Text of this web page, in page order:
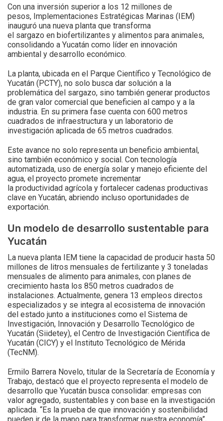
Con una inversión superior a los 12 millones de
pesos, Implementaciones Estratégicas Marinas (IEM)
inauguró una nueva planta que transforma
el sargazo en biofertilizantes y alimentos para animales,
consolidando a Yucatán como líder en innovación
ambiental y desarrollo económico.
La planta, ubicada en el Parque Científico y Tecnológico de
Yucatán (PCTY), no solo busca dar solución a la
problemática del sargazo, sino también generar productos
de gran valor comercial que beneficien al campo y a la
industria. En su primera fase cuenta con 600 metros
cuadrados de infraestructura y un laboratorio de
investigación aplicada de 65 metros cuadrados.
Este avance no solo representa un beneficio ambiental,
sino también económico y social. Con tecnología
automatizada, uso de energía solar y manejo eficiente del
agua, el proyecto promete incrementar
la productividad agrícola y fortalecer cadenas productivas
clave en Yucatán, abriendo incluso oportunidades de
exportación.
Un modelo de desarrollo sustentable para
Yucatán
La nueva planta IEM tiene la capacidad de producir hasta 50
millones de litros mensuales de fertilizante y 3 toneladas
mensuales de alimento para animales, con planes de
crecimiento hasta los 850 metros cuadrados de
instalaciones. Actualmente, genera 13 empleos directos
especializados y se integra al ecosistema de innovación
del estado junto a instituciones como el Sistema de
Investigación, Innovación y Desarrollo Tecnológico de
Yucatán (Siidetey), el Centro de Investigación Científica de
Yucatán (CICY) y el Instituto Tecnológico de Mérida
(TecNM).
Ermilo Barrera Novelo, titular de la Secretaría de Economía y
Trabajo, destacó que el proyecto representa el modelo de
desarrollo que Yucatán busca consolidar: empresas con
valor agregado, sustentables y con base en la investigación
aplicada. “Es la prueba de que innovación y sostenibilidad